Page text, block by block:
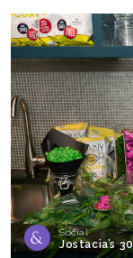
Social
Jostacia’s